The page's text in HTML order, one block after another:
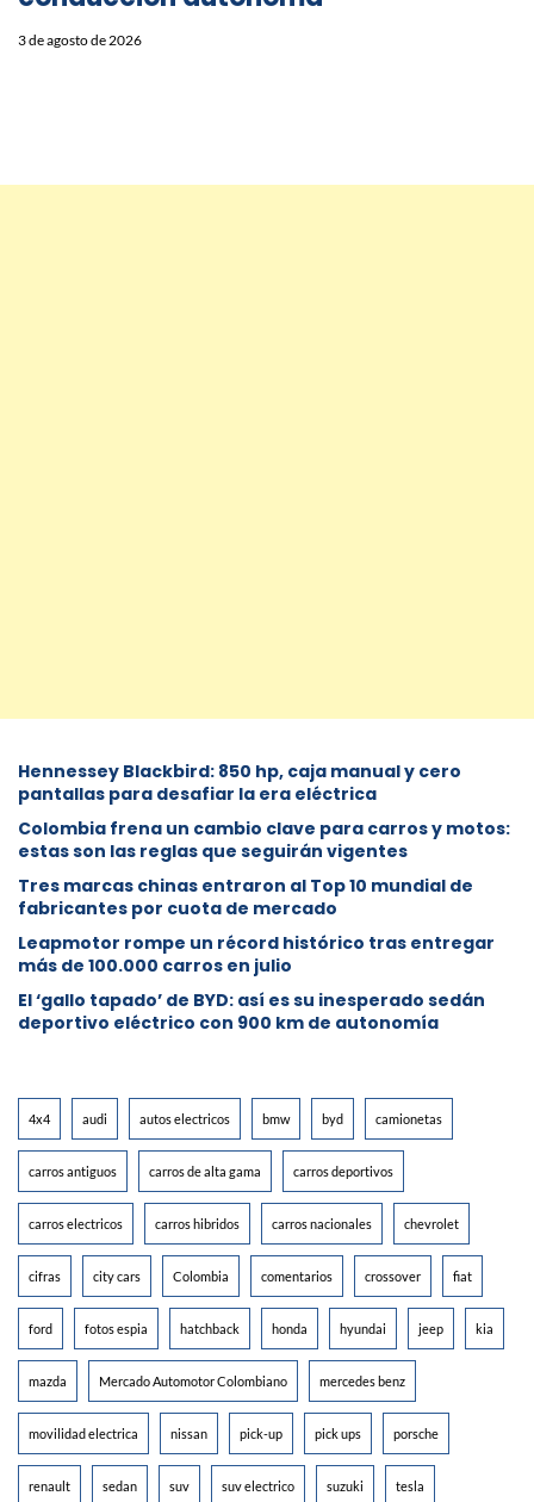
3 de agosto de 2026
Hennessey Blackbird: 850 hp, caja manual y cero
pantallas para desafiar la era eléctrica
Colombia frena un cambio clave para carros y motos:
estas son las reglas que seguirán vigentes
Tres marcas chinas entraron al Top 10 mundial de
fabricantes por cuota de mercado
Leapmotor rompe un récord histórico tras entregar
más de 100.000 carros en julio
El ‘gallo tapado’ de BYD: así es su inesperado sedán
deportivo eléctrico con 900 km de autonomía
4x4 audi autos electricos bmw byd camionetas
carros antiguos carros de alta gama carros deportivos
carros electricos carros hibridos carros nacionales chevrolet
cifras city cars Colombia comentarios crossover fiat
ford fotos espia hatchback honda hyundai jeep kia
mazda Mercado Automotor Colombiano mercedes benz
movilidad electrica nissan pick-up pick ups porsche
renault sedan suv suv electrico suzuki tesla